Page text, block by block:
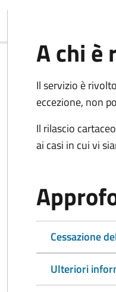
A chi è
Il servizio è
eccezione, non
Il rilascio
ai casi in cui vi
Cessazione
Ulteriori